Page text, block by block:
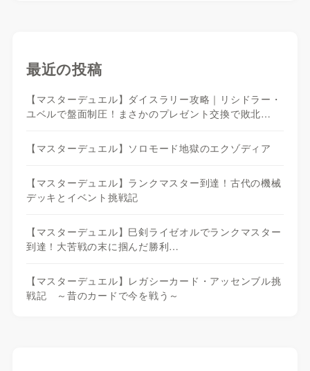
最近の投稿
【マスターデュエル】ダイスラリー攻略｜リシドラー・
ユベルで盤面制圧！まさかのプレゼント交換で敗北…
【マスターデュエル】ソロモード地獄のエクゾディア
【マスターデュエル】ランクマスター到達！古代の機械
デッキとイベント挑戦記
【マスターデュエル】巳剣ライゼオルでランクマスター
到達！大苦戦の末に掴んだ勝利…
【マスターデュエル】レガシーカード・アッセンブル挑
戦記 ～昔のカードで今を戦う～